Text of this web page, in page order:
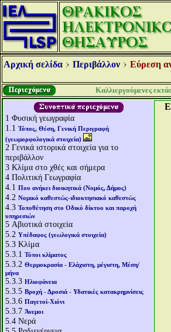
Αρχική σελίδα Περιβάλλον Εύρεση
Καλλιεργούμενες
1 Φυσική γεωγραφία
1.1 Τόπος, Θέση, Γενική Περιγραφή
(γεωμορφολογικά στοιχεία)
2 Γενικά ιστορικά στοιχεία για το
περιβάλλον
3 Κλίμα στο χθές και σήμερα
4 Πολιτική Γεωγραφία
4.1 Που ανήκει διοικητικά (Νομός, Δήμος)
4.2 Νομικό καθεστώς-ιδιοκτησιακό καθεστώς
4.3 Τοποθέτηση στο Οδικό δίκτυο και παροχή
υπηρεσιών
5 Αβιοτικά στοιχεία
5.2 Υπέδαφος (γεωλογικά στοιχεία)
5.3 Κλίμα
5.3.1 Τύποι κλίματος
5.3.2 Θερμοκρασία - Ελάχιστη, μέγιστη, Μέση/
μήνα
5.3.3 Ηλιοφάνεια
5.3.5 Βροχή - Δροσιά - Υδατικές κατακρημνίσεις
5.3.6 Παγετοί-Χιόνι
5.3.7 Άνεμοι
5.4 Νερά